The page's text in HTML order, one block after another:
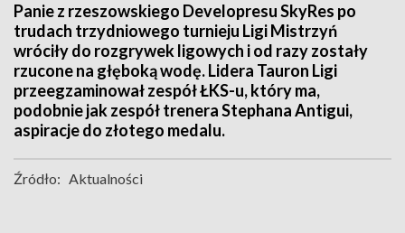
Panie z rzeszowskiego Developresu SkyRes po
trudach trzydniowego turnieju Ligi Mistrzyń
wróciły do rozgrywek ligowych i od razy zostały
rzucone na głęboką wodę. Lidera Tauron Ligi
przeegzaminował zespół ŁKS-u, który ma,
podobnie jak zespół trenera Stephana Antigui,
aspiracje do złotego medalu.
Źródło: Aktualności